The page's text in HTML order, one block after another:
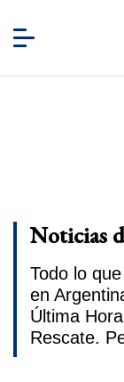
Noticias
Todo lo
en
Última
Rescate.